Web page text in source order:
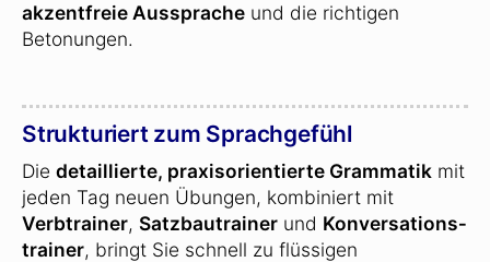
akzentfreie Aussprache und die richtigen
Betonungen.
Strukturiert zum Sprachgefühl
Die detaillierte, praxisorientierte Grammatik mit
jeden Tag neuen Übungen, kombiniert mit
Verbtrainer, Satzbautrainer und Konversations­
trainer, bringt Sie schnell zu flüssigen